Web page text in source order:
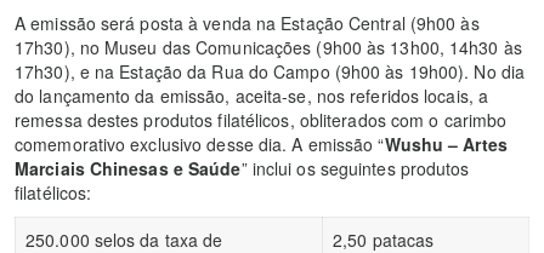
A emissão será posta à venda na Estação Central (9h00 às
17h30), no Museu das Comunicações (9h00 às 13h00, 14h30 às
17h30), e na Estação da Rua do Campo (9h00 às 19h00). No dia
do lançamento da emissão, aceita-se, nos referidos locais, a
remessa destes produtos filatélicos, obliterados com o carimbo
comemorativo exclusivo desse dia. A emissão “Wushu – Artes
Marciais Chinesas e Saúde” inclui os seguintes produtos
filatélicos:
250.000 selos da taxa de
2,50 patacas